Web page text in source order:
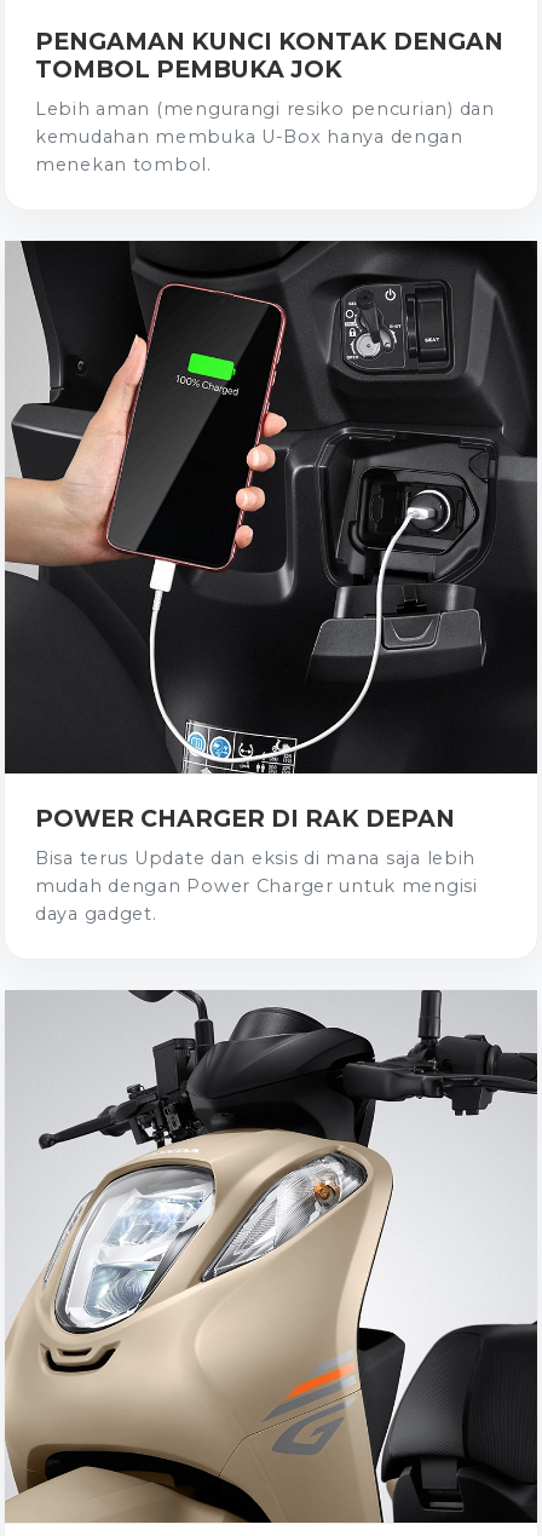
PENGAMAN KUNCI KONTAK DENGAN
TOMBOL PEMBUKA JOK
Lebih aman (mengurangi resiko pencurian) dan
kemudahan membuka U-Box hanya dengan
menekan tombol.
POWER CHARGER DI RAK DEPAN
Bisa terus Update dan eksis di mana saja lebih
mudah dengan Power Charger untuk mengisi
daya gadget.